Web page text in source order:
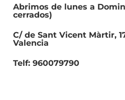
Abrimos de lunes a
cerrados)
C/ de Sant Vicent Màrtir,
Valencia
Telf: 960079790